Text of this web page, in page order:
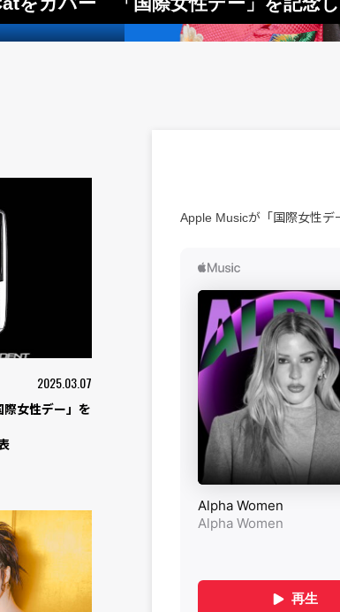
2025.03.07
女性デー」を
Apple Musicが「国際女性デ